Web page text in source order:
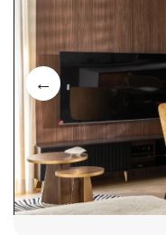
←